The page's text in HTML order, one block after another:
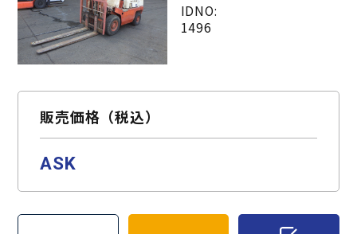
IDNO:
1496
販売価格（税込）
ASK